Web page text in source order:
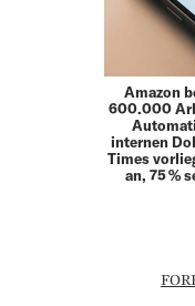
Amazon
600.000
internen
Times
an, 75 %